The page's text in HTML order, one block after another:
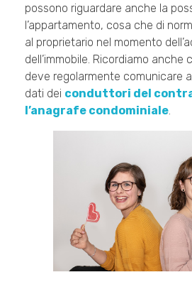
possono riguardare anche la
l’appartamento, cosa che di
al proprietario nel momento
dell’immobile. Ricordiamo anche
deve regolarmente comunicare
dati dei conduttori del
l’anagrafe condominiale